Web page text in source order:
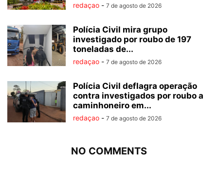
redaçao - 7 de agosto de 2026
Polícia Civil mira grupo
investigado por roubo de 197
toneladas de...
redaçao - 7 de agosto de 2026
Polícia Civil deflagra operação
contra investigados por roubo a
caminhoneiro em...
redaçao - 7 de agosto de 2026
NO COMMENTS